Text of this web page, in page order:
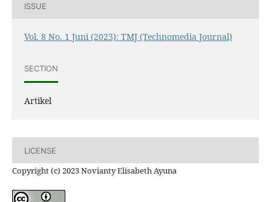
ISSUE
Vol. 8 No. 1 Juni (2023): TMJ (Technomedia Journal)
SECTION
Artikel
LICENSE
Copyright (c) 2023 Novianty Elisabeth Ayuna